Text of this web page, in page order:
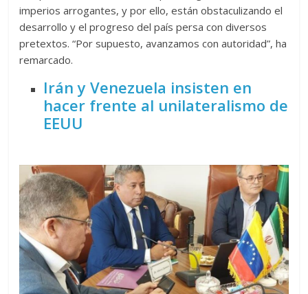
imperios arrogantes, y por ello, están obstaculizando el
desarrollo y el progreso del país persa con diversos
pretextos. “Por supuesto, avanzamos con autoridad”, ha
remarcado.
Irán y Venezuela insisten en
hacer frente al unilateralismo de
EEUU